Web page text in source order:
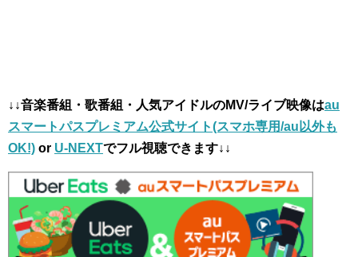
↓↓音楽番組・歌番組・人気アイドルのMV/ライブ映像はau
スマートパスプレミアム公式サイト(スマホ専用/au以外も
OK!) or U-NEXTでフル視聴できます↓↓